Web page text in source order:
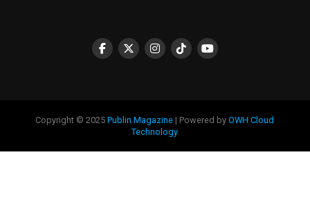
Copyright © 2025Publin Magazine | Powered byOWH Cloud
Technology